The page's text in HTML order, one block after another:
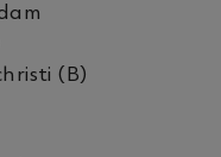
(B)